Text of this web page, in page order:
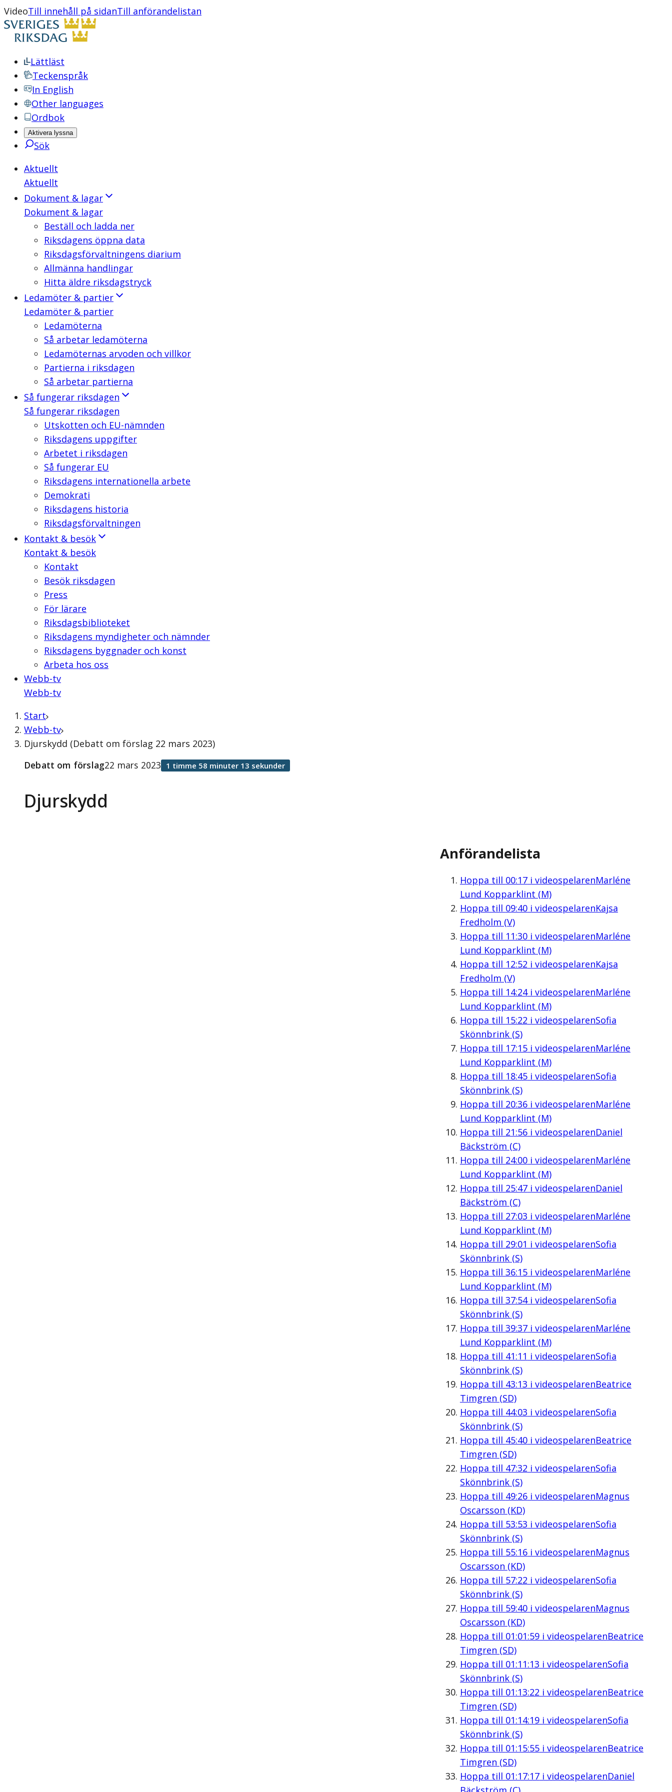
VideoTill innehåll på sidanTill anförandelistan
Lättläst
Teckenspråk
In English
Other languages
Ordbok
Aktivera lyssna
Sök
Aktuellt
Aktuellt
Dokument & lagar
Dokument & lagar
Beställ och ladda ner
Riksdagens öppna data
Riksdagsförvaltningens diarium
Allmänna handlingar
Hitta äldre riksdagstryck
Ledamöter & partier
Ledamöter & partier
Ledamöterna
Så arbetar ledamöterna
Ledamöternas arvoden och villkor
Partierna i riksdagen
Så arbetar partierna
Så fungerar riksdagen
Så fungerar riksdagen
Utskotten och EU-nämnden
Riksdagens uppgifter
Arbetet i riksdagen
Så fungerar EU
Riksdagens internationella arbete
Demokrati
Riksdagens historia
Riksdagsförvaltningen
Kontakt & besök
Kontakt & besök
Kontakt
Besök riksdagen
Press
För lärare
Riksdagsbiblioteket
Riksdagens myndigheter och nämnder
Riksdagens byggnader och konst
Arbeta hos oss
Webb-tv
Webb-tv
Start
Webb-tv
Djurskydd (Debatt om förslag 22 mars 2023)
Djurskydd
Debatt om förslag22 mars 2023 1 timme 58 minuter 13 sekunder
Anförandelista
Hoppa till 00:17i videospelarenMarléne
Lund Kopparklint (M)
Hoppa till 09:40i videospelarenKajsa
Fredholm (V)
Hoppa till 11:30i videospelarenMarléne
Lund Kopparklint (M)
Hoppa till 12:52 i videospelarenKajsa
Fredholm (V)
Hoppa till 14:24i videospelarenMarléne
Lund Kopparklint (M)
Hoppa till 15:22 i videospelarenSofia
Skönnbrink (S)
Hoppa till 17:15i videospelarenMarléne
Lund Kopparklint (M)
Hoppa till 18:45i videospelarenSofia
Skönnbrink (S)
Hoppa till 20:36i videospelarenMarléne
Lund Kopparklint (M)
Hoppa till 21:56i videospelarenDaniel
Bäckström (C)
Hoppa till 24:00i videospelarenMarléne
Lund Kopparklint (M)
Hoppa till 25:47i videospelarenDaniel
Bäckström (C)
Hoppa till 27:03 i videospelarenMarléne
Lund Kopparklint (M)
Hoppa till 29:01 i videospelarenSofia
Skönnbrink (S)
Hoppa till 36:15i videospelarenMarléne
Lund Kopparklint (M)
Hoppa till 37:54i videospelarenSofia
Skönnbrink (S)
Hoppa till 39:37i videospelarenMarléne
Lund Kopparklint (M)
Hoppa till 41:11 i videospelarenSofia
Skönnbrink (S)
Hoppa till 43:13 i videospelarenBeatrice
Timgren (SD)
Hoppa till 44:03 i videospelarenSofia
Skönnbrink (S)
Hoppa till 45:40i videospelarenBeatrice
Timgren (SD)
Hoppa till 47:32 i videospelarenSofia
Skönnbrink (S)
Hoppa till 49:26i videospelarenMagnus
Oscarsson (KD)
Hoppa till 53:53 i videospelarenSofia
Skönnbrink (S)
Hoppa till 55:16i videospelarenMagnus
Oscarsson (KD)
Hoppa till 57:22 i videospelarenSofia
Skönnbrink (S)
Hoppa till 59:40i videospelarenMagnus
Oscarsson (KD)
Hoppa till 01:01:59i videospelarenBeatrice
Timgren (SD)
Hoppa till 01:11:13 i videospelarenSofia
Skönnbrink (S)
Hoppa till 01:13:22 i videospelarenBeatrice
Timgren (SD)
Hoppa till 01:14:19i videospelarenSofia
Skönnbrink (S)
Hoppa till 01:15:55i videospelarenBeatrice
Timgren (SD)
Hoppa till 01:17:17i videospelarenDaniel